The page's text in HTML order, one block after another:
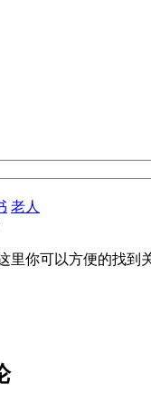
老人
里你可以方便的找到